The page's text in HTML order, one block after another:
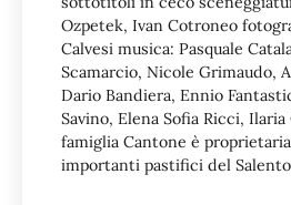
Ozpetek, Ivan Cotroneo
Calvesi musica: Pasquale
Scamarcio, Nicole Grimaudo,
Dario Bandiera, Ennio
Savino, Elena Sofia Ricci,
famiglia Cantone è
importanti pastifici del